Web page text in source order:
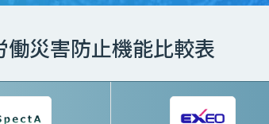
働災害防止機能比較表